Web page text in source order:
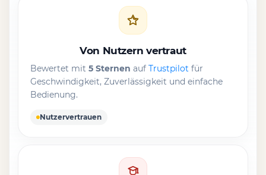
Von Nutzern vertraut
Bewertet mit 5 Sternen auf Trustpilot für
Geschwindigkeit, Zuverlässigkeit und einfache
Bedienung.
Nutzervertrauen